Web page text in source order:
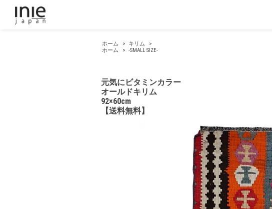
ホーム > キリム
>
ホーム
> -SMALL SIZE-
元気にビタミンカラー
オールドキリム
92×60cm
【送料無料】